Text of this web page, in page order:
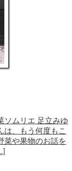
ソムリエ 足立みゆ
は、もう何度もこ
菜や果物のお話を